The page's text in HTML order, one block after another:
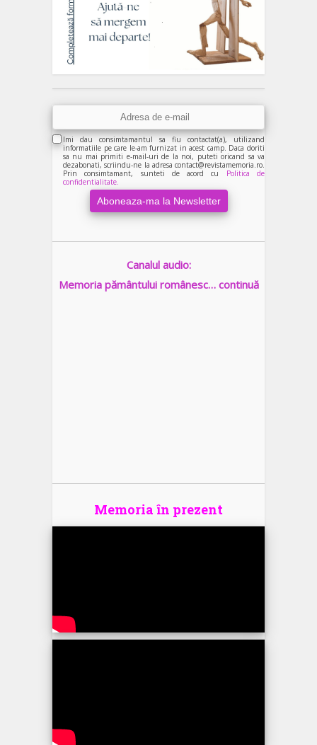
Imi dau consimtamantul sa fiu contactat(a), utilizand
informatiile pe care le-am furnizat in acest camp. Daca doriti
sa nu mai primiti e-mail-uri de la noi, puteti oricand sa va
dezabonati, scriindu-ne la adresa contact@revistamemoria.ro.
Prin consimtamant, sunteti de acord cu Politica de
confidentialitate.
Canalul audio:
Memoria pământului românesc… continuă
Memoria în prezent